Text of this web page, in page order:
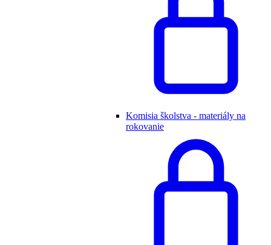
Komisia školstva - materiály na
rokovanie